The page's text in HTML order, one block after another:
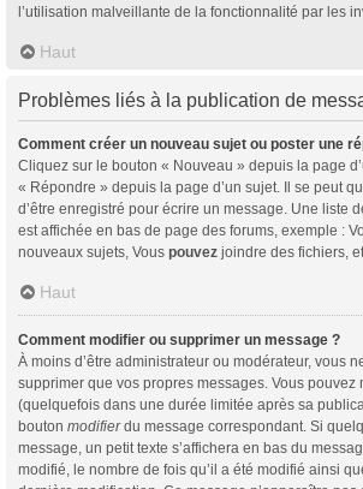
l’utilisation malveillante de la fonctionnalité par les
Haut
Problèmes liés à la publication de
Comment créer un nouveau sujet ou poster une
Cliquez sur le bouton « Nouveau » depuis la page
« Répondre » depuis la page d’un sujet. Il se peut
d’être enregistré pour écrire un message. Une liste
est affichée en bas de page des forums, exemple :
nouveaux sujets, Vous pouvez joindre des fichiers,
Haut
Comment modifier ou supprimer un message ?
À moins d’être administrateur ou modérateur, vous
supprimer que vos propres messages. Vous pouvez
(quelquefois dans une durée limitée après sa
bouton modifierdu message correspondant. Si
message, un petit texte s’affichera en bas du
modifié, le nombre de fois qu’il a été modifié ainsi